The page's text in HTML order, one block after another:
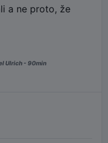
a ne proto, že
Ulrich - 90min